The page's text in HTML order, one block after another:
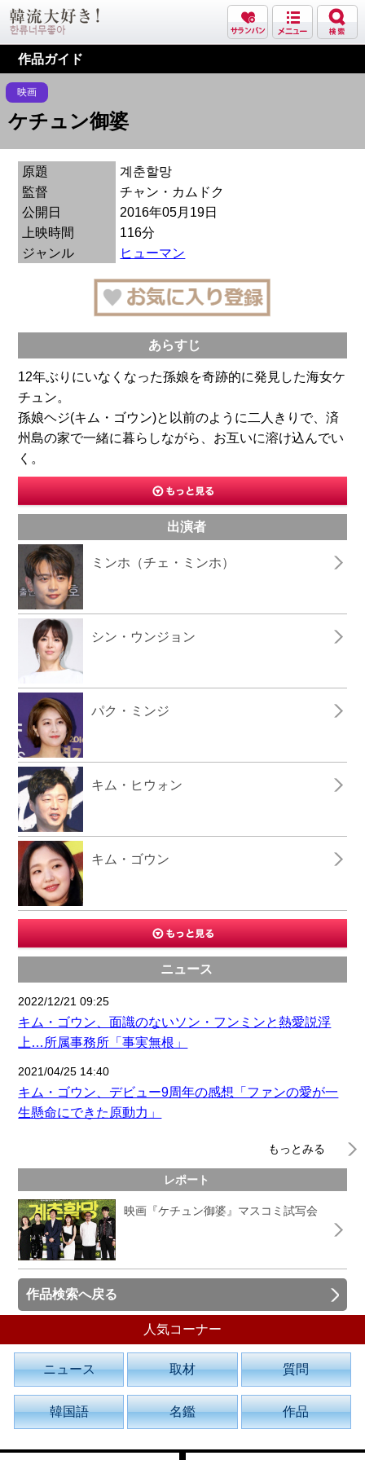
作品ガイド
映画
ケチュン御婆
原題
계춘할망
監督
チャン・カムドク
公開日
2016年05月19日
上映時間
116分
ジャンル
ヒューマン
あらすじ
12年ぶりにいなくなった孫娘を奇跡的に発見した海女ケ
チュン。
孫娘ヘジ(キム・ゴウン)と以前のように二人きりで、済
州島の家で一緒に暮らしながら、お互いに溶け込んでい
く。
出演者
ミンホ（チェ・ミンホ）
シン・ウンジョン
パク・ミンジ
キム・ヒウォン
キム・ゴウン
ニュース
2022/12/21 09:25
キム・ゴウン、面識のないソン・フンミンと熱愛説浮
上…所属事務所「事実無根」
2021/04/25 14:40
キム・ゴウン、デビュー9周年の感想「ファンの愛が一
生懸命にできた原動力」
もっとみる
レポート
映画『ケチュン御婆』マスコミ試写会
作品検索へ戻る
人気コーナー
ニュース 取材 質問
韓国語 名鑑 作品